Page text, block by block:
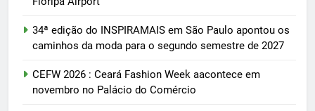
34ª edição do INSPIRAMAIS em São Paulo apontou os
caminhos da moda para o segundo semestre de 2027
CEFW 2026 : Ceará Fashion Week aacontece em
novembro no Palácio do Comércio